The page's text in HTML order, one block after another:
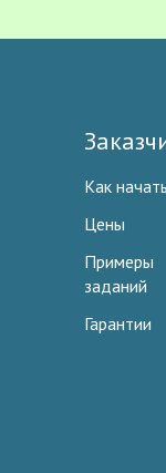
Как начать
Цены
Примеры
заданий
Гарантии